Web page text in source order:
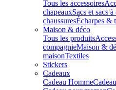
Tous les accessoires
chapeauxSacs et sacs à
chaussuresÉcharpes &
Maison & déco
Tous les produits
compagnieMaison &
maisonTextiles
Stickers
Cadeaux
Cadeau Homme